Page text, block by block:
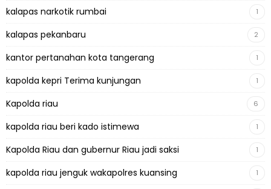
kalapas narkotik rumbai 1
kalapas pekanbaru 2
kantor pertanahan kota tangerang 1
kapolda kepri Terima kunjungan 1
Kapolda riau 6
kapolda riau beri kado istimewa 1
Kapolda Riau dan gubernur Riau jadi saksi 1
kapolda riau jenguk wakapolres kuansing 1